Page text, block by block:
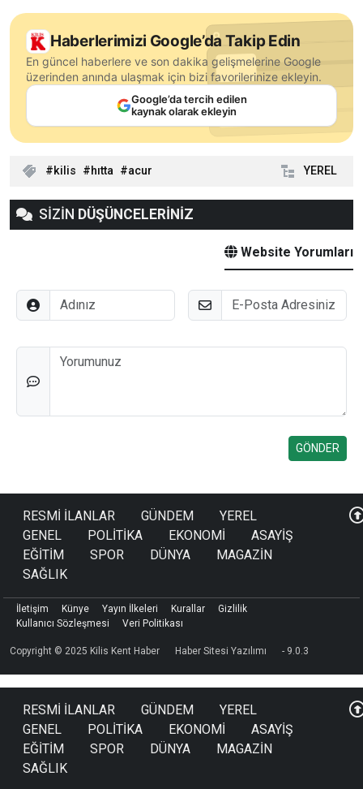
Haberlerimizi Google’da Takip Edin
En güncel haberlere ve son dakika gelişmelerine Google
üzerinden anında ulaşmak için bizi favorilerinize ekleyin.
Google’da tercih edilen
kaynak olarak ekleyin
kilis hıtta acur YEREL
SİZİN DÜŞÜNCELERİNİZ
Website Yorumları
Adınız E-Posta
Düşünceleriniz
RESMİ İLANLAR GÜNDEM
YEREL
GENEL
POLİTİKA EKONOMİ
ASAYİŞ
EĞİTİM
SPOR DÜNYA
MAGAZİN
SAĞLIK
Copyright © 2025 Kilis Kent Haber Haber Sitesi Yazılımı - 9.0.3
İletişim Künye Yayın İlkeleri Kurallar
Gizlilik
Kullanıcı Sözleşmesi
Veri Politikası
RESMİ İLANLAR GÜNDEM
YEREL
GENEL
POLİTİKA EKONOMİ
ASAYİŞ
EĞİTİM
SPOR DÜNYA
MAGAZİN
SAĞLIK